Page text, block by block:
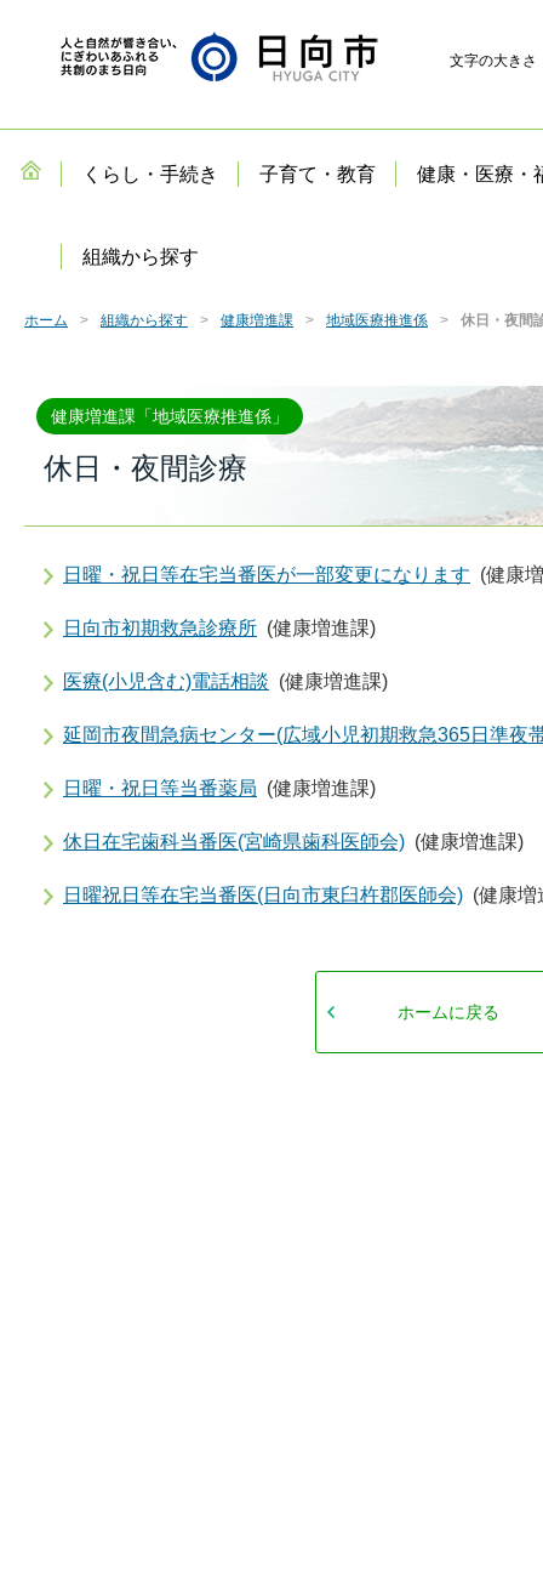
文字の大きさ
くらし・手続き 子育て・教育 健康・医療・
組織から探す
ホーム 組織から探す 健康増進課 地域医療推進係 休日・夜間
健康増進課「地域医療推進係」
休日・夜間診療
日曜・祝日等在宅当番医が一部変更になります (健康
日向市初期救急診療所 (健康増進課)
医療(小児含む)電話相談 (健康増進課)
延岡市夜間急病センター(広域小児初期救急365日準夜
日曜・祝日等当番薬局 (健康増進課)
休日在宅歯科当番医(宮崎県歯科医師会) (健康増進課)
日曜祝日等在宅当番医(日向市東臼杵郡医師会) (健康増
ホームに戻る